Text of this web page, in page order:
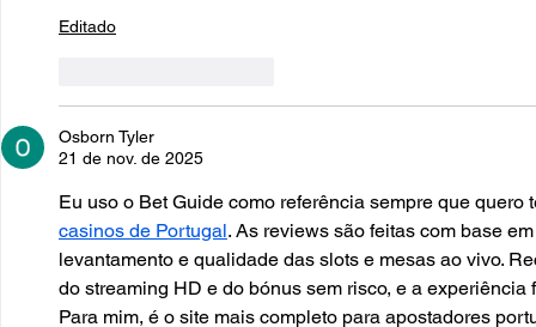
Editado
Osborn Tyler
21 de nov. de 2025
Eu uso o Bet Guide como referência sempre que quero
casinos de Portugal. As reviews são feitas com base
levantamento e qualidade das slots e mesas ao vivo.
do streaming HD e do bónus sem risco, e a
Para mim, é o site mais completo para apostadores